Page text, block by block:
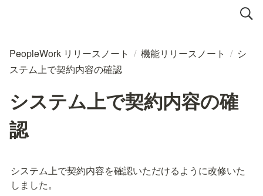
PeopleWork リリースノート / 機能リリースノート / シ
ステム上で契約内容の確認
システム上で契約内容の確
認
システム上で契約内容を確認いただけるように改修いた
しました。